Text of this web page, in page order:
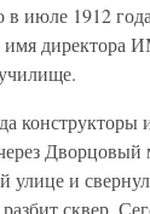
в июле 1912
имя директора
конструкторы
Дворцовый
улице и
сквер.